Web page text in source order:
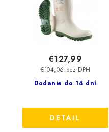
Dodanie do 14 dní
€104,06 bez DPH
€127,99
DETAIL